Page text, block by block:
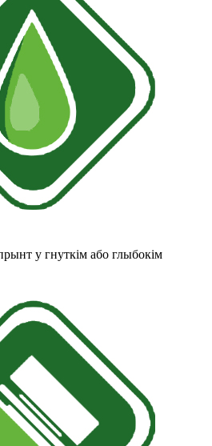
у гнуткім або глыбокім